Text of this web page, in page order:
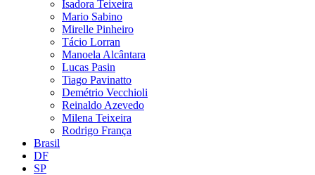
Isadora Teixeira
Mario Sabino
Mirelle Pinheiro
Tácio Lorran
Manoela Alcântara
Lucas Pasin
Tiago Pavinatto
Demétrio Vecchioli
Reinaldo Azevedo
Milena Teixeira
Rodrigo França
Brasil
DF
SP